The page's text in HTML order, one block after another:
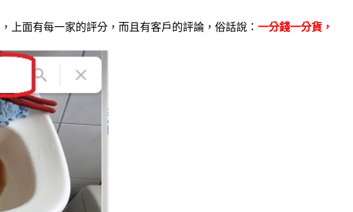
，上面有每一家的評分，而且有客戶的評論，俗話說： 一分錢一分貨，